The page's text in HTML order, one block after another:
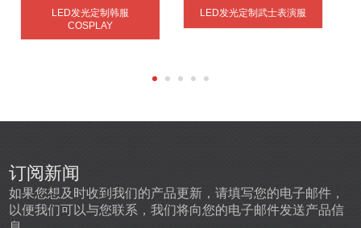
LED发光定制韩服
COSPLAY
LED发光定制武士表演服
订阅新闻
如果您想及时收到我们的产品更新，请填写您的电子邮件，
以便我们可以与您联系，我们将向您的电子邮件发送产品信